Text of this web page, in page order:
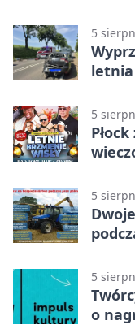
5
letnia
5
5
5
o